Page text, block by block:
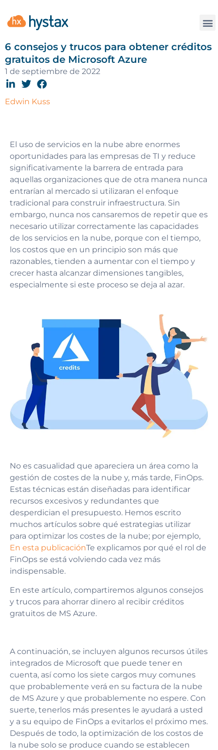
6 consejos y trucos para obtener créditos
gratuitos de Microsoft Azure
1 de septiembre de 2022
Edwin Kuss
El uso de servicios en la nube abre enormes
oportunidades para las empresas de TI y reduce
significativamente la barrera de entrada para
aquellas organizaciones que de otra manera nunca
entrarían al mercado si utilizaran el enfoque
tradicional para construir infraestructura. Sin
embargo, nunca nos cansaremos de repetir que es
necesario utilizar correctamente las capacidades
de los servicios en la nube, porque con el tiempo,
los costos que en un principio son más que
razonables, tienden a aumentar con el tiempo y
crecer hasta alcanzar dimensiones tangibles,
especialmente si este proceso se deja al azar.
No es casualidad que apareciera un área como la
gestión de costes de la nube y, más tarde, FinOps.
Estas técnicas están diseñadas para identificar
recursos excesivos y redundantes que
desperdician el presupuesto. Hemos escrito
muchos artículos sobre qué estrategias utilizar
para optimizar los costes de la nube; por ejemplo,
En esta publicaciónTe explicamos por qué el rol de
FinOps se está volviendo cada vez más
indispensable.
En este artículo, compartiremos algunos consejos
y trucos para ahorrar dinero al recibir créditos
gratuitos de MS Azure.
A continuación, se incluyen algunos recursos útiles
integrados de Microsoft que puede tener en
cuenta, así como los siete cargos muy comunes
que probablemente verá en su factura de la nube
de MS Azure y que probablemente no espere. Con
suerte, tenerlos más presentes le ayudará a usted
y a su equipo de FinOps a evitarlos el próximo mes.
Después de todo, la optimización de los costos de
la nube solo se produce cuando se establecen